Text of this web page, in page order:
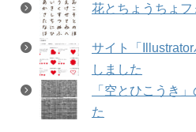
花とちょうちょ
サイト「
しました
「空とひこうき
た